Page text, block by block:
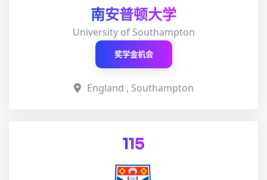
南安普顿大学
University of Southampton
奖学金机会
England , Southampton
115